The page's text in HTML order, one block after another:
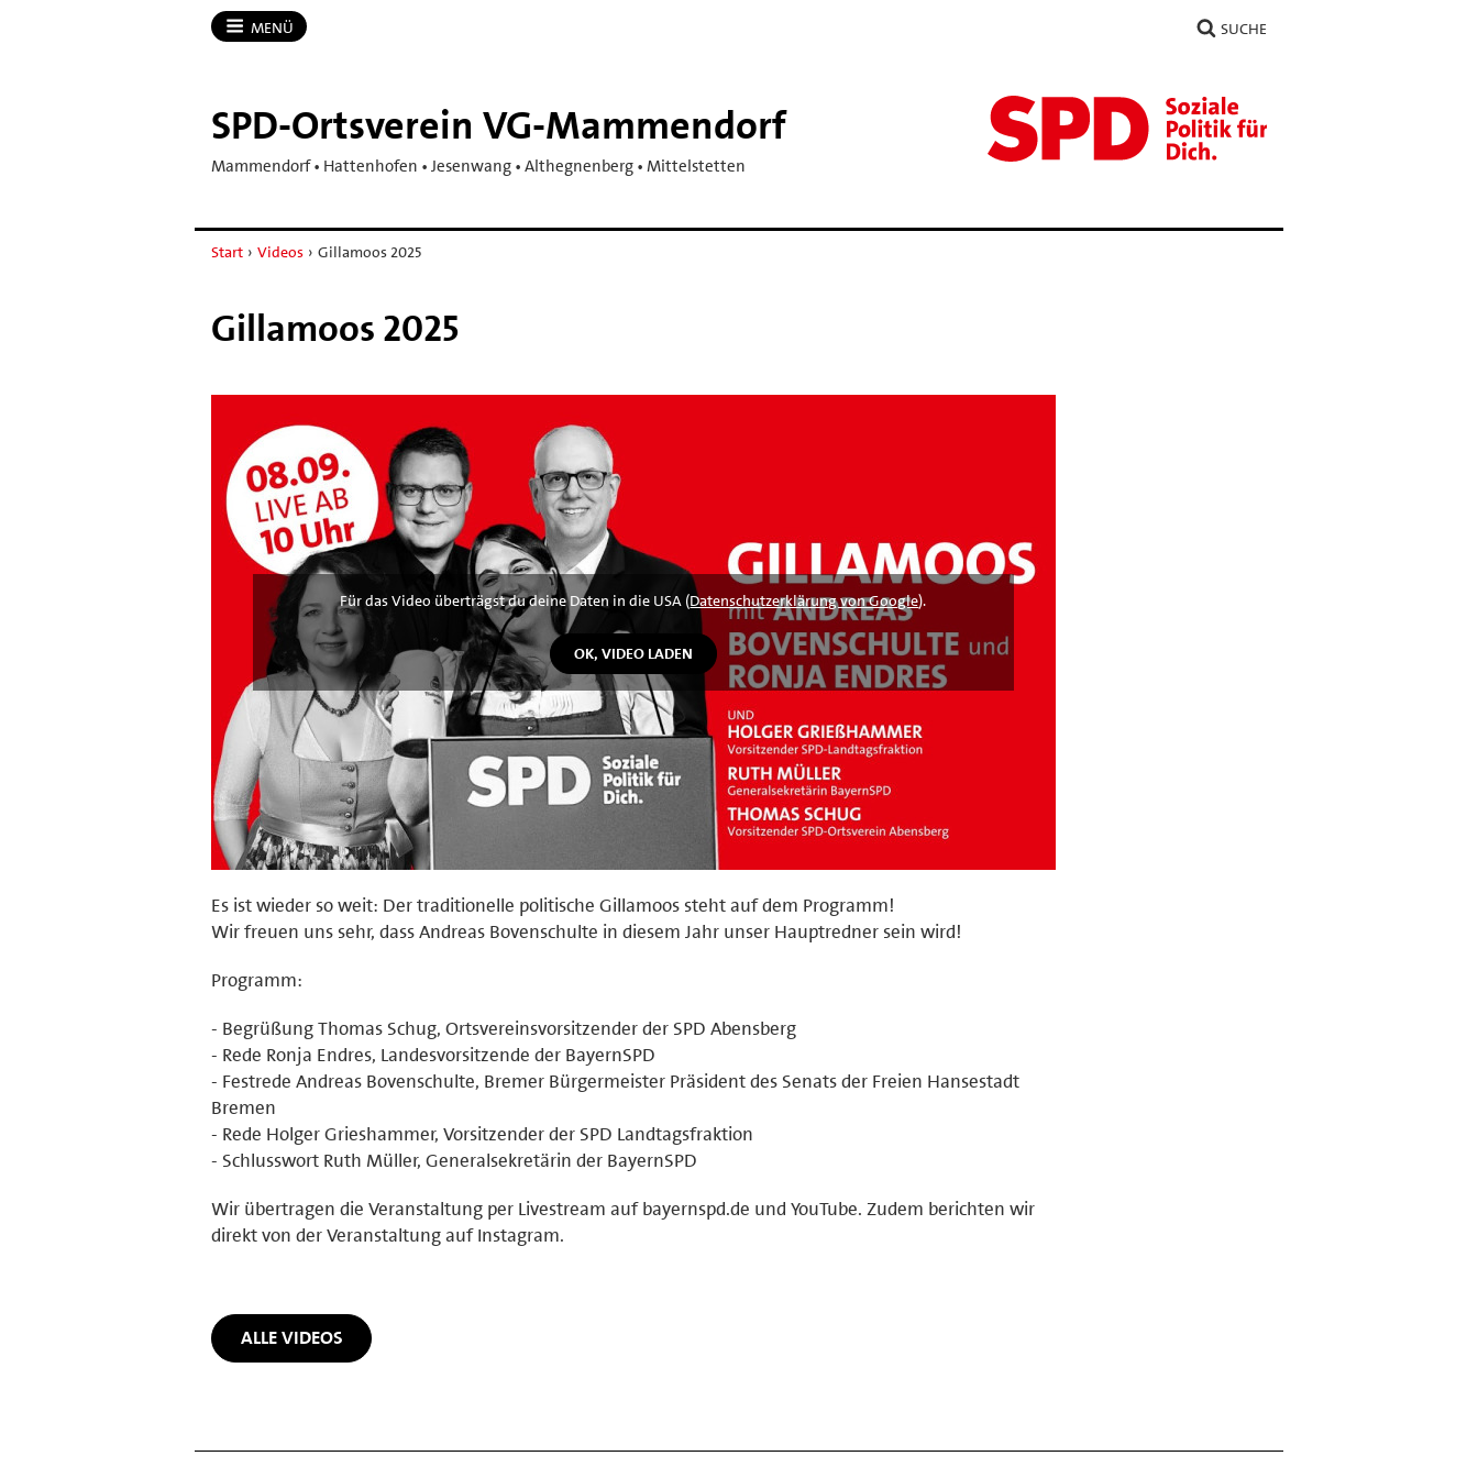
MENÜ SUCHE
SPD-​Ortsverein VG-​Mammendorf
Mammendorf • Hattenhofen • Jesenwang • Althegnenberg • Mittelstetten
Start › Videos › Gillamoos 2025
Gillamoos 2025
Für das Video überträgst du deine Daten in die USA (Datenschutzerklärung von Google).
Es ist wieder so weit: Der traditionelle politische Gillamoos steht auf dem Programm!
Wir freuen uns sehr, dass Andreas Bovenschulte in diesem Jahr unser Hauptredner sein wird!
Programm:
- Begrüßung Thomas Schug, Ortsvereinsvorsitzender der SPD Abensberg
- Rede Ronja Endres, Landesvorsitzende der BayernSPD
- Festrede Andreas Bovenschulte, Bremer Bürgermeister Präsident des Senats der Freien Hansestadt
Bremen
- Rede Holger Grieshammer, Vorsitzender der SPD Landtagsfraktion
- Schlusswort Ruth Müller, Generalsekretärin der BayernSPD
Wir übertragen die Veranstaltung per Livestream auf bayernspd.de und YouTube. Zudem berichten wir
direkt von der Veranstaltung auf Instagram.
ALLE VIDEOS